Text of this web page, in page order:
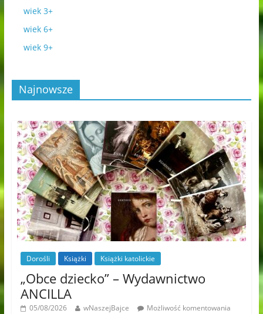
wiek 3+
wiek 6+
wiek 9+
Najnowsze
Dorośli Książki Książki katolickie
„Obce dziecko” – Wydawnictwo
ANCILLA
05/08/2026 wNaszejBajce
Możliwość komentowania